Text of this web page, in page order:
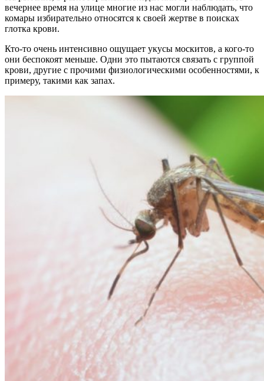
вечернее время на улице многие из нас могли наблюдать, что
комары избирательно относятся к своей жертве в поисках
глотка крови.
Кто-то очень интенсивно ощущает укусы москитов, а кого-то
они беспокоят меньше. Одни это пытаются связать с группой
крови, другие с прочими физиологическими особенностями, к
примеру, такими как запах.